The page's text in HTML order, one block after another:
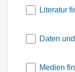
Literatur
Daten
Medien